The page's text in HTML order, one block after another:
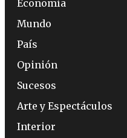
Economía
Mundo
País
Opinión
Sucesos
Arte y Espectáculos
Interior